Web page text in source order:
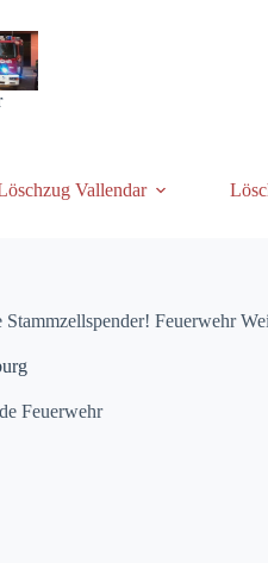
Vallendar
Stammzellspender! Feuerwehr
Feuerwehr